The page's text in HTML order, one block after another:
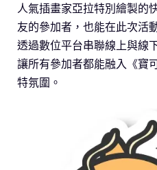
人氣插畫家亞拉特別繪製的
友的參加者，也能在此次活
透過數位平台串聯線上與線
讓所有參加者都能融入《寶
特氛圍。